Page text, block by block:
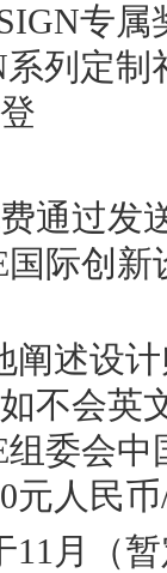
专
列定
通过发
国际创新
阐述设
不会英
组委会
元人民
11月（